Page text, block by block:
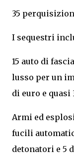
35
I sequestri
15 auto di
lusso per un
di euro e
Armi ed
fucili
detonatori e 5